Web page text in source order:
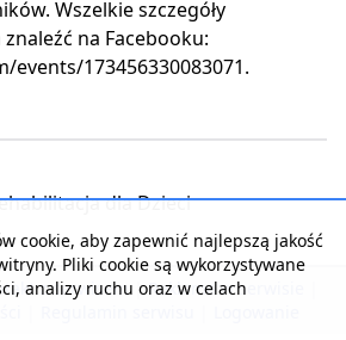
Wszelkie szczegóły
na Facebooku:
events/173456330083071.
z serwisem | Reklama w serwisie
cookie, aby zapewnić najlepszą jakość
Pliki cookie są wykorzystywane
analizy ruchu oraz w celach